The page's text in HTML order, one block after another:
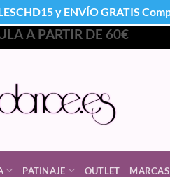
A PARTIR DE 60€
PATINAJE OUTLET MARCAS
y ENVÍO GRATIS